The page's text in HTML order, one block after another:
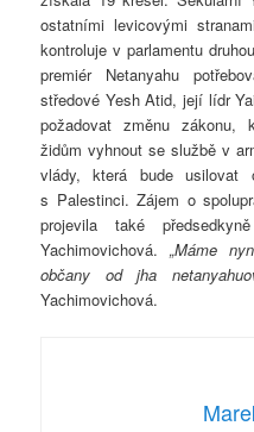
ostatními levicovými
kontroluje v parlamentu
premiér Netanyahu
středové Yesh Atid, její lídr
požadovat změnu zákonu,
židům vyhnout se službě v
vlády, která bude usilovat
s Palestinci. Zájem o
projevila také
Yachimovichová.„Máme
občany od jha
Yachimovichová.